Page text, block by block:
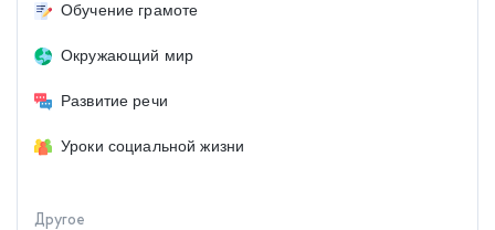
Обучение грамоте
Окружающий мир
Развитие речи
Уроки социальной жизни
Другое